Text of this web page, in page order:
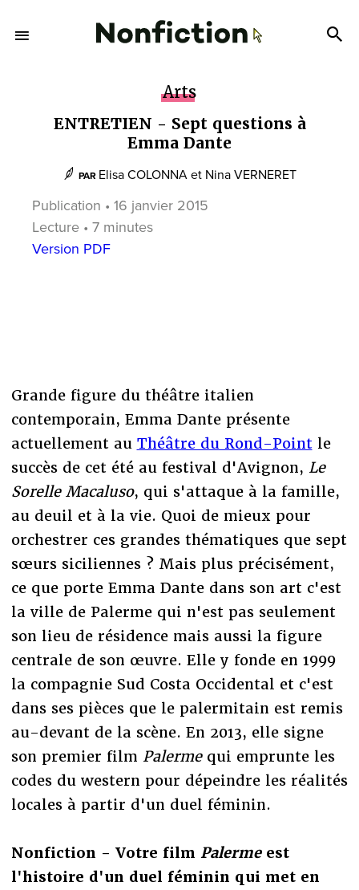
Arts
ENTRETIEN - Sept questions à
Emma Dante
PAR Elisa COLONNA et Nina VERNERET
Publication • 16 janvier 2015
Lecture • 7 minutes
Version PDF
Grande figure du théâtre italien
contemporain, Emma Dante présente
actuellement au Théâtre du Rond-Pointle
succès de cet été au festival d'Avignon, Le
Sorelle Macaluso, qui s'attaque à la famille,
au deuil et à la vie. Quoi de mieux pour
orchestrer ces grandes thématiques que sept
sœurs siciliennes ? Mais plus précisément,
ce que porte Emma Dante dans son art c'est
la ville de Palerme qui n'est pas seulement
son lieu de résidence mais aussi la figure
centrale de son œuvre. Elle y fonde en 1999
la compagnie Sud Costa Occidental et c'est
dans ses pièces que le palermitain est remis
au-devant de la scène. En 2013, elle signe
son premier film Palermequi emprunte les
codes du western pour dépeindre les réalités
locales à partir d'un duel féminin.
Nonfiction - Votre film Palermeest
l'histoire d'un duel féminin qui met en